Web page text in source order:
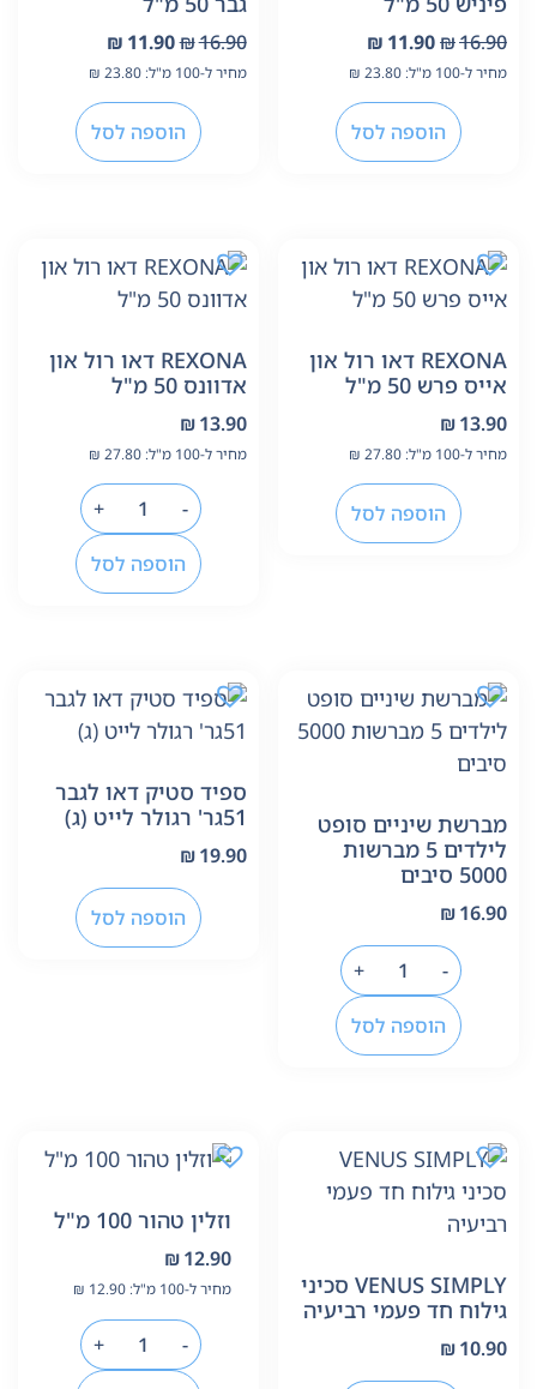
₪16.90
₪ 11.90
מחיר ל-100 מ"ל: ₪ 23.80
הוספה לסל
₪16.90
₪ 11.90
מחיר ל-100 מ"ל: ₪ 23.80
הוספה לסל
REXONA דאו רול און
אייס פרש 50 מ"ל
₪13.90
מחיר ל-100 מ"ל: ₪ 27.80
הוספה לסל
REXONA דאו רול און
אדוונס 50 מ"ל
₪13.90
מחיר ל-100 מ"ל: ₪ 27.80
-
+
הוספה לסל
מברשת שיניים סופט
לילדים 5 מברשות
5000 סיבים
₪16.90
-
+
הוספה לסל
ספיד סטיק דאו לגבר
51גר' רגולר לייט (ג)
₪19.90
הוספה לסל
VENUS SIMPLY סכיני
גילוח חד פעמי רביעיה
₪10.90
וזלין טהור 100 מ"ל
₪12.90
מחיר ל-100 מ"ל: ₪ 12.90
-
+